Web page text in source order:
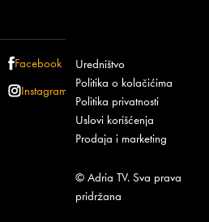
Facebook
Instagram
Uredništvo
Politika o kolačićima
Politika privatnosti
Uslovi korišćenja
Prodaja i marketing
© Adria TV. Sva prava
pridržana